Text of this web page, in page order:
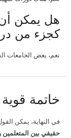
كجزء من
نعم، بعض الجامعات
خاتمة قوية
في النهاية، يمكن
حقيقي بين